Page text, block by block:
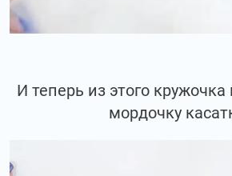
И теперь из этого
мордочку